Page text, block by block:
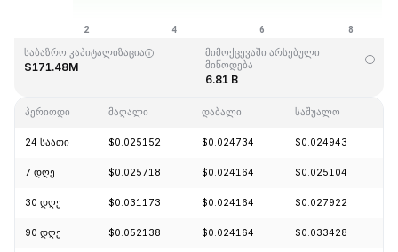
$0.023949
საბაზრო კაპიტალიზაცია
$171.48M
მიმოქცევაში არსებული
მიწოდება
6.81 B
პერიოდი მაღალი დაბალი საშუალო
24 საათი $0.025152 $0.024734 $0.024943
7 დღე $0.025718 $0.024164 $0.025104
30 დღე $0.031173 $0.024164 $0.027922
90 დღე $0.052138 $0.024164 $0.033428